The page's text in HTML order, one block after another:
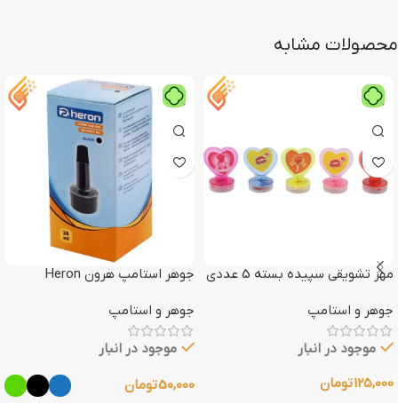
محصولات مشابه
مهر تشویقی سپیده بسته 5 عددی
جوهر و استامپ
موجود در انبار
125,000تومان
جوهر استامپ هرون Heron
جوهر و استامپ
موجود در انبار
50,000تومان